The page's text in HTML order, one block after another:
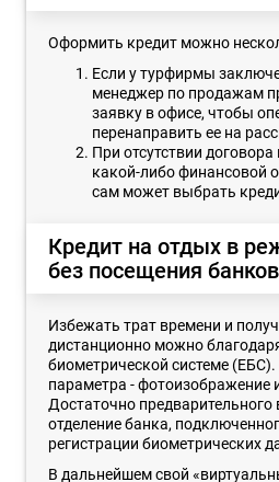
Оформить кредит можно
Если у турфирмы
менеджер по продажам
заявку в офисе, чтобы
перенаправить ее на
При отсутствии
какой-либо финансовой
сам может выбрать
Кредит на отдых в
без посещения банков
Избежать трат времени и
дистанционно можно
биометрической системе
параметра - фотоизображение
Достаточно предварительного
отделение банка,
регистрации биометрических
В дальнейшем свой